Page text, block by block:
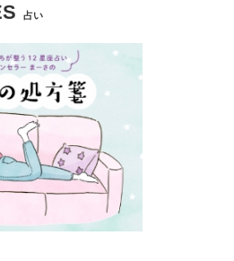
占い